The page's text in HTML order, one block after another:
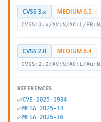
CVSS 3.x MEDIUM 6.5
CVSS:3.x/AV:N/AC:L/
CVSS 2.0 MEDIUM 6.4
CVSS:2.0/AV:N/AC:L/
REFERENCES
CVE-2025-1934
MFSA 2025-14
MFSA 2025-16